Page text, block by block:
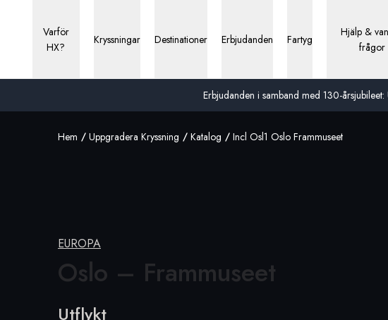
Erbjudanden i samband med 130-
Varför
HX?
Kryssningar Destinationer Erbjudanden Fartyg
Hjälp &
frågor
Hem Uppgradera Kryssning Katalog Incl Osl1 Oslo Frammuseet
EUROPA
Oslo – Frammuseet
Utflykt